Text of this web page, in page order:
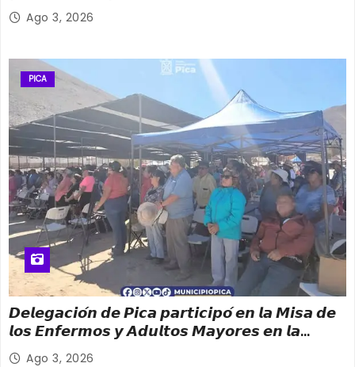
Ago 3, 2026
PICA
𝘿𝙚𝙡𝙚𝙜𝙖𝙘𝙞𝙤́𝙣 𝙙𝙚 𝙋𝙞𝙘𝙖 𝙥𝙖𝙧𝙩𝙞𝙘𝙞𝙥𝙤́ 𝙚𝙣 𝙡𝙖 𝙈𝙞𝙨𝙖 𝙙𝙚
𝙡𝙤𝙨 𝙀𝙣𝙛𝙚𝙧𝙢𝙤𝙨 𝙮 𝘼𝙙𝙪𝙡𝙩𝙤𝙨 𝙈𝙖𝙮𝙤𝙧𝙚𝙨 𝙚𝙣 𝙡𝙖
𝙁𝙞𝙚𝙨𝙩𝙖 𝙋𝙖𝙩𝙧𝙤𝙣𝙖𝙡 𝙙𝙚 𝙎𝙖𝙣 𝙇𝙤𝙧𝙚𝙣𝙯𝙤 𝟮𝟬𝟮𝟲
Ago 3, 2026